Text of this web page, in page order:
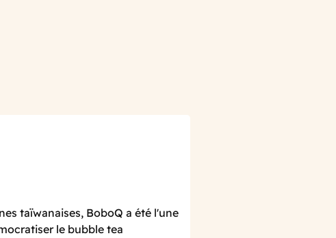
taïwanaises, BoboQ a été l'une
le bubble tea